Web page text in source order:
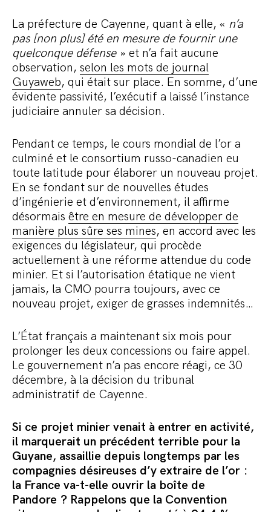
La préfecture de Cayenne, quant à elle, « n’a
pas [non plus] été en mesure de fournir une
quelconque défense» et n’a fait aucune
observation, selon les mots de journal
Guyaweb, qui était sur place. En somme, d’une
évidente passivité, l’exécutif a laissé l’instance
judiciaire annuler sa décision.
Pendant ce temps, le cours mondial de l’or a
culminé et le consortium russo-canadien eu
toute latitude pour élaborer un nouveau projet.
En se fondant sur de nouvelles études
d’ingénierie et d’environnement, il affirme
désormais être en mesure de développer de
manière plus sûre ses mines, en accord avec les
exigences du législateur, qui procède
actuellement à une réforme attendue du code
minier. Et si l’autorisation étatique ne vient
jamais, la CMO pourra toujours, avec ce
nouveau projet, exiger de grasses indemnités…
L’État français a maintenant six mois pour
prolonger les deux concessions ou faire appel.
Le gouvernement n’a pas encore réagi, ce 30
décembre, à la décision du tribunal
administratif de Cayenne.
Si ce projet minier venait à entrer en activité,
il marquerait un précédent terrible pour la
Guyane, assaillie depuis longtemps par les
compagnies désireuses d’y extraire de l’or :
la France va-t-elle ouvrir la boîte de
Pandore ? Rappelons que la Convention